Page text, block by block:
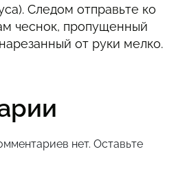
Следом отправьте ко
чеснок, пропущенный
от руки мелко.
нет. Оставьте